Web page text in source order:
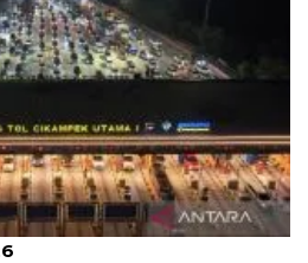
puas dengan